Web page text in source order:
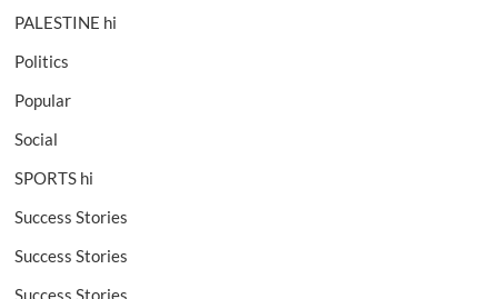
PALESTINE hi
Politics
Popular
Social
SPORTS hi
Success Stories
Success Stories
Success Stories